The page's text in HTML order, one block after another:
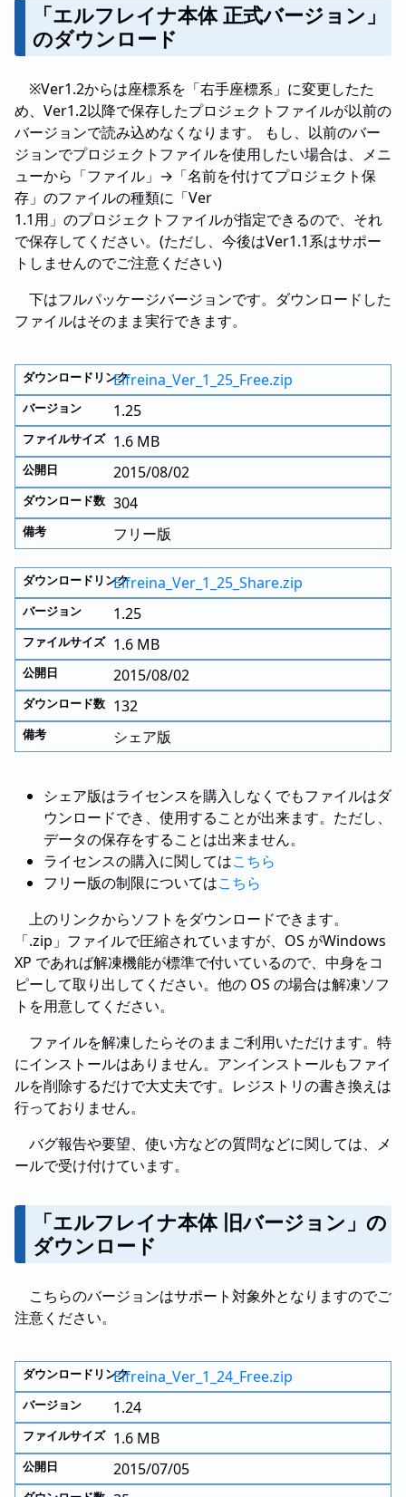
「エルフレイナ本体 正式バージョン」
のダウンロード
※Ver1.2からは座標系を「右手座標系」に変更したた
め、Ver1.2以降で保存したプロジェクトファイルが以前の
バージョンで読み込めなくなります。 もし、以前のバー
ジョンでプロジェクトファイルを使用したい場合は、メニ
ューから「ファイル」→「名前を付けてプロジェクト保
存」のファイルの種類に「Ver
1.1用」のプロジェクトファイルが指定できるので、それ
で保存してください。(ただし、今後はVer1.1系はサポー
トしませんのでご注意ください)
下はフルパッケージバージョンです。ダウンロードした
ファイルはそのまま実行できます。
Elfreina_Ver_1_25_Free.zip
1.25
1.6 MB
2015/08/02
304
フリー版
Elfreina_Ver_1_25_Share.zip
1.25
1.6 MB
2015/08/02
132
シェア版
シェア版はライセンスを購入しなくでもファイルはダ
ウンロードでき、使用することが出来ます。ただし、
データの保存をすることは出来ません。
ライセンスの購入に関してはこちら
フリー版の制限についてはこちら
上のリンクからソフトをダウンロードできます。
「.zip」ファイルで圧縮されていますが、OS がWindows
XP であれば解凍機能が標準で付いているので、中身をコ
ピーして取り出してください。他の OS の場合は解凍ソフ
トを用意してください。
ファイルを解凍したらそのままご利用いただけます。特
にインストールはありません。アンインストールもファイ
ルを削除するだけで大丈夫です。レジストリの書き換えは
行っておりません。
バグ報告や要望、使い方などの質問などに関しては、メ
ールで受け付けています。
「エルフレイナ本体 旧バージョン」の
ダウンロード
こちらのバージョンはサポート対象外となりますのでご
注意ください。
Elfreina_Ver_1_24_Free.zip
1.24
1.6 MB
2015/07/05